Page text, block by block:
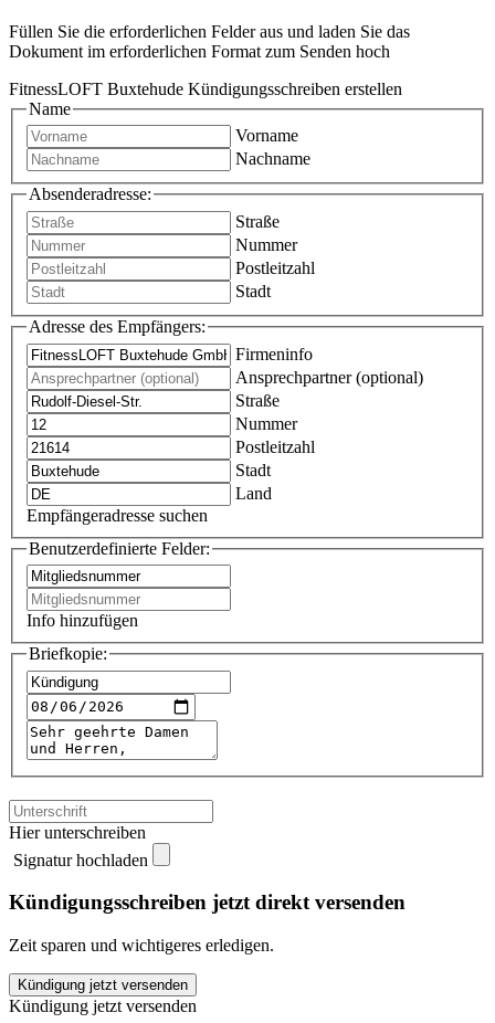
Füllen Sie die erforderlichen Felder aus und laden Sie das
Dokument im erforderlichen Format zum Senden hoch
FitnessLOFT Buxtehude Kündigungsschreiben erstellen
Name
Vorname
Nachname
Absenderadresse:
Straße
Nummer
Postleitzahl
Stadt
Adresse des Empfängers:
Firmeninfo
Ansprechpartner (optional)
Straße
Nummer
Postleitzahl
Stadt
Land
Empfängeradresse suchen
Benutzerdefinierte Felder:
Info hinzufügen
Briefkopie:
Hier unterschreiben
Signatur hochladen
Kündigungsschreiben jetzt direkt versenden
Zeit sparen und wichtigeres erledigen.
FitnessLOFT
Buxtehude
Kündigung jetzt versenden
Kündigung jetzt versenden